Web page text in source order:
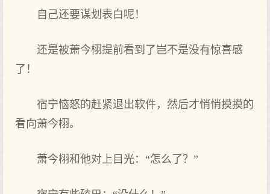
自己还要谋划表白呢！
还是被萧今栩提前看到了岂不是没‌有惊喜感
了！
宿宁恼怒的赶紧退出软件，然后才悄悄摸摸的
看向萧今栩。
萧今栩和他对上‌目光：“怎么了？”